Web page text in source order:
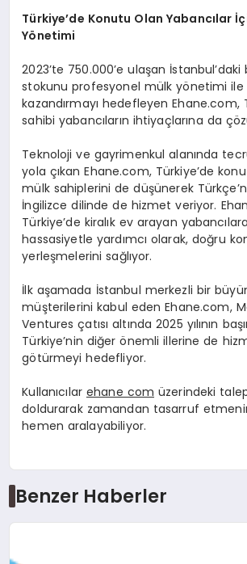
Türkiye’de Konutu Olan Yabancılar İç
Yönetimi
2023’te 750.000’e ulaşan
stokunu profesyonel mülk yönetimi ile
kazandırmayı hedefleyen Ehane.com,
sahibi yabancıların ihtiyaçlarına da
Teknoloji ve gayrimenkul alanında
yola çıkan Ehane.com, Türkiye’de
mülk sahiplerini de düşünerek
İngilizce dilinde de hizmet veriyor.
Türkiye’de kiralık ev arayan
hassasiyetle yardımcı olarak, doğru
yerleşmelerini sağlıyor.
İlk aşamada İstanbul merkezli bir
müşterilerini kabul eden Ehane.com,
Ventures çatısı altında 2025 yılının
Türkiye’nin diğer önemli illerine de
götürmeyi hedefliyor.
Kullanıcılar ehane com üzerindeki
doldurarak zamandan tasarruf etmenin
hemen aralayabiliyor.
Benzer Haberler